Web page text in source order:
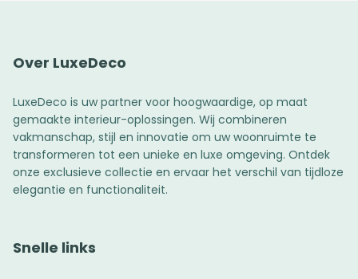
Over LuxeDeco
LuxeDeco is uw partner voor hoogwaardige, op maat
gemaakte interieur-oplossingen. Wij combineren
vakmanschap, stijl en innovatie om uw woonruimte te
transformeren tot een unieke en luxe omgeving. Ontdek
onze exclusieve collectie en ervaar het verschil van tijdloze
elegantie en functionaliteit.
Snelle links